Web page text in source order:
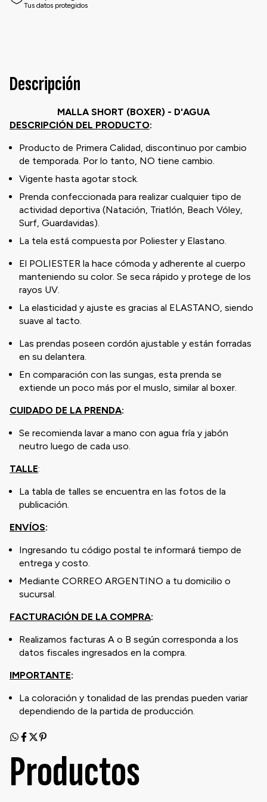
Tus datos protegidos
Descripción
MALLA SHORT (BOXER) - D'AGUA
DESCRIPCIÓN DEL PRODUCTO:
Producto de Primera Calidad, discontinuo por cambio
de temporada. Por lo tanto, NO tiene cambio.
Vigente hasta agotar stock.
Prenda confeccionada para realizar cualquier tipo de
actividad deportiva (Natación, Triatlón, Beach Vóley,
Surf, Guardavidas).
La tela está compuesta por Poliester y Elastano.
El POLIESTER la hace cómoda y adherente al cuerpo
manteniendo su color. Se seca rápido y protege de los
rayos UV.
La elasticidad y ajuste es gracias al ELASTANO, siendo
suave al tacto.
Las prendas poseen cordón ajustable y están forradas
en su delantera.
En comparación con las sungas, esta prenda se
extiende un poco más por el muslo, similar al boxer.
CUIDADO DE LA PRENDA:
Se recomienda lavar a mano con agua fría y jabón
neutro luego de cada uso.
TALLE:
La tabla de talles se encuentra en las fotos de la
publicación.
ENVÍOS:
Ingresando tu código postal te informará tiempo de
entrega y costo.
Mediante CORREO ARGENTINO a tu domicilio o
sucursal.
FACTURACIÓN DE LA COMPRA:
Realizamos facturas A o B según corresponda a los
datos fiscales ingresados en la compra.
IMPORTANTE:
La coloración y tonalidad de las prendas pueden variar
dependiendo de la partida de producción.
Productos